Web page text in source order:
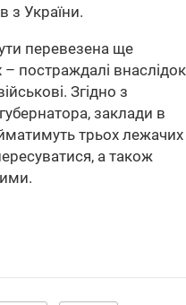
з України.
перевезена ще
постраждалі внаслідок
Згідно з
заклади в
трьох лежачих
а також